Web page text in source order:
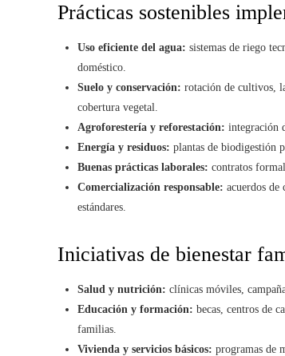
Prácticas sostenibles
Uso eficiente del agua: sistemas de riego
doméstico.
Suelo y conservación: rotación de cultivos,
cobertura vegetal.
Agroforestería y reforestación: integración
Energía y residuos: plantas de biodigestión
Buenas prácticas laborales: contratos
Comercialización responsable: acuerdos
estándares.
Iniciativas de bienestar
Salud y nutrición: clínicas móviles,
Educación y formación: becas, centros de
familias.
Vivienda y servicios básicos: programas de